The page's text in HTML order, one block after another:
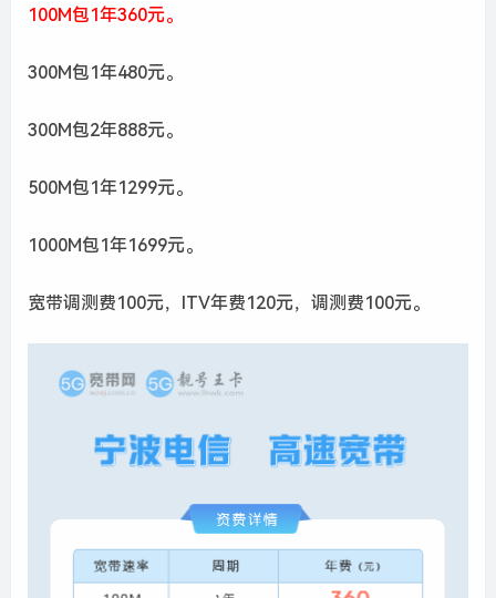
100M包1年360元。
300M包1年480元。
300M包2年888元。
500M包1年1299元。
1000M包1年1699元。
宽带调测费100元，ITV年费120元，调测费100元。